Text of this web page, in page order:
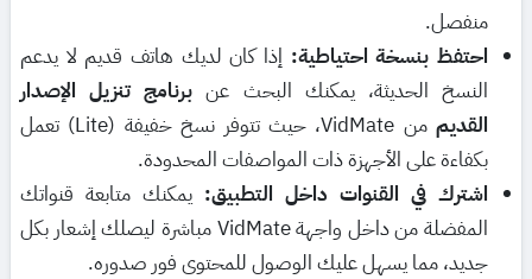
منفصل.
احتفظ بنسخة احتياطية: إذا كان لديك هاتف قديم لا يدعم
النسخ الحديثة، يمكنك البحث عن برنامج تنزيل الإصدار
القديم
من VidMate، حيث تتوفر نسخ خفيفة (Lite) تعمل
بكفاءة على الأجهزة ذات المواصفات المحدودة.
اشترك في القنوات داخل التطبيق: يمكنك متابعة قنواتك
المفضلة من داخل واجهة VidMate مباشرة ليصلك إشعار بكل
جديد، مما يسهل عليك الوصول للمحتوى فور صدوره.